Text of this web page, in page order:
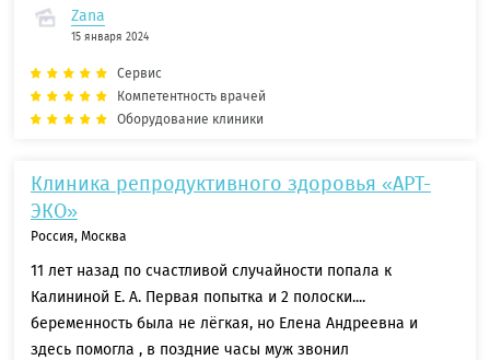
Zana
15 января 2024
Сервис
Компетентность врачей
Оборудование клиники
Клиника репродуктивного здоровья «АРТ-
ЭКО»
Россия, Москва
11 лет назад по счастливой случайности попала к
Калининой Е. А. Первая попытка и 2 полоски....
беременность была не лёгкая, но Елена Андреевна и
здесь помогла , в поздние часы муж звонил